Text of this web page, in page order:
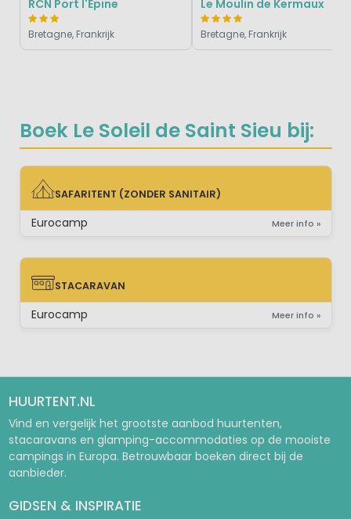
Boek Le Soleil de Saint Sieu bij:
SAFARITENT (ZONDER SANITAIR)
SAFARITENT (ZONDER SANITAIR)
Eurocamp Meer info »
STACARAVAN
STACARAVAN
Eurocamp Meer info »
RCN Port l'Epine
Bretagne, Frankrijk
Le Moulin de Kermaux
Bretagne, Frankrijk
HUURTENT.NL
Vind en vergelijk het grootste aanbod huurtenten,
stacaravans en glamping-accommodaties op de mooiste
campings in Europa. Betrouwbaar boeken direct bij de
aanbieder.
GIDSEN & INSPIRATIE